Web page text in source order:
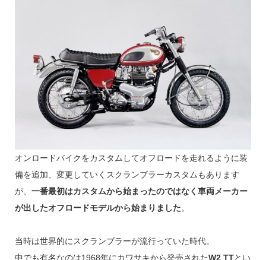
オンロードバイクをカスタムしてオフロードを走れるように装
備を追加、変更していくスクランブラーカスタムもあります
が、 一番最初はカスタムから始まったのではなく車両メーカー
が出したオフロードモデルから始まりました。
当時は世界的にスクランブラーが流行っていた時代。
中でも有名なのは1968年にカワサキから発売されたW2 TTとい